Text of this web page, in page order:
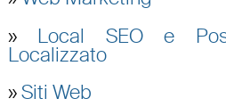
» Local SEO e
Localizzato
»Siti Web